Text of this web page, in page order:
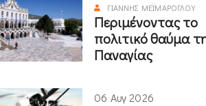
ΓΙΆΝΝΗΣ ΜΕΪΜΆΡΟΓΛΟΥ
Περιμένοντας το
πολιτικό θαύμα
Παναγίας
06 Αυγ 2026